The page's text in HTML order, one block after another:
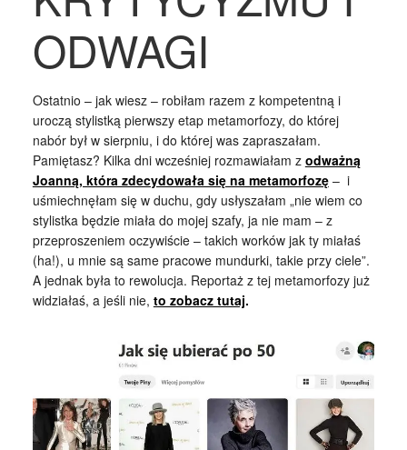
ODWAGI
Ostatnio – jak wiesz – robiłam razem z kompetentną i
uroczą stylistką pierwszy etap metamorfozy, do której
nabór był w sierpniu, i do której was zapraszałam.
Pamiętasz? Kilka dni wcześniej rozmawiałam z odważną
Joanną, która zdecydowała się na metamorfozę– i
uśmiechnęłam się w duchu, gdy usłyszałam „nie wiem co
stylistka będzie miała do mojej szafy, ja nie mam – z
przeproszeniem oczywiście – takich worków jak ty miałaś
(ha!), u mnie są same pracowe mundurki, takie przy ciele”.
A jednak była to rewolucja. Reportaż z tej metamorfozy już
widziałaś, a jeśli nie, to zobacz tutaj.